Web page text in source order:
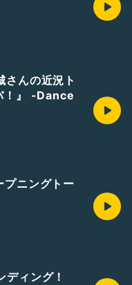
んの近況ト
！』 -Dance
ニングトー
ィング！